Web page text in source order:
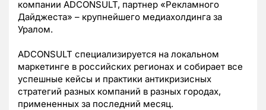
компании ADCONSULT, партнер «Рекламного
Дайджеста» – крупнейшего медиахолдинга за
Уралом.
ADCONSULT специализируется на локальном
маркетинге в российских регионах и собирает все
успешные кейсы и практики антикризисных
стратегий разных компаний в разных городах,
примененных за последний месяц.